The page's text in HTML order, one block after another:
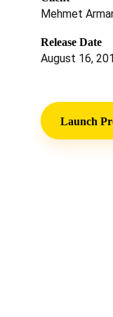
Mehmet
Release Date
August 16,
Launch